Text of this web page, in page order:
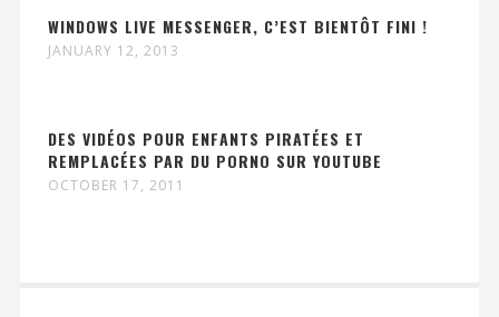
WINDOWS LIVE MESSENGER, C’EST BIENTÔT FINI !
JANUARY 12, 2013
DES VIDÉOS POUR ENFANTS PIRATÉES ET
REMPLACÉES PAR DU PORNO SUR YOUTUBE
OCTOBER 17, 2011